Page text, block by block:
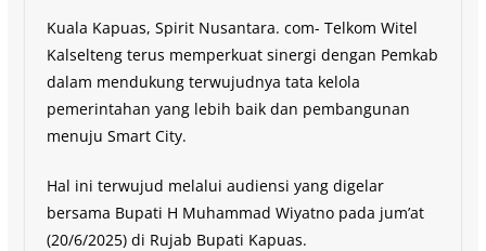
Kuala Kapuas, Spirit Nusantara. com- Telkom Witel
Kalselteng terus memperkuat sinergi dengan Pemkab
dalam mendukung terwujudnya tata kelola
pemerintahan yang lebih baik dan pembangunan
menuju Smart City.
Hal ini terwujud melalui audiensi yang digelar
bersama Bupati H Muhammad Wiyatno pada jum’at
(20/6/2025) di Rujab Bupati Kapuas.